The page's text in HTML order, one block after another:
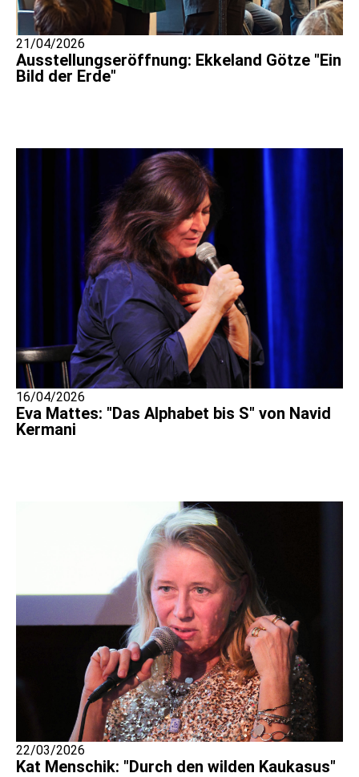
21/04/2026
Ausstellungseröffnung: Ekkeland Götze "Ein
Bild der Erde"
16/04/2026
Eva Mattes: "Das Alphabet bis S" von Navid
Kermani
22/03/2026
Kat Menschik: "Durch den wilden Kaukasus"